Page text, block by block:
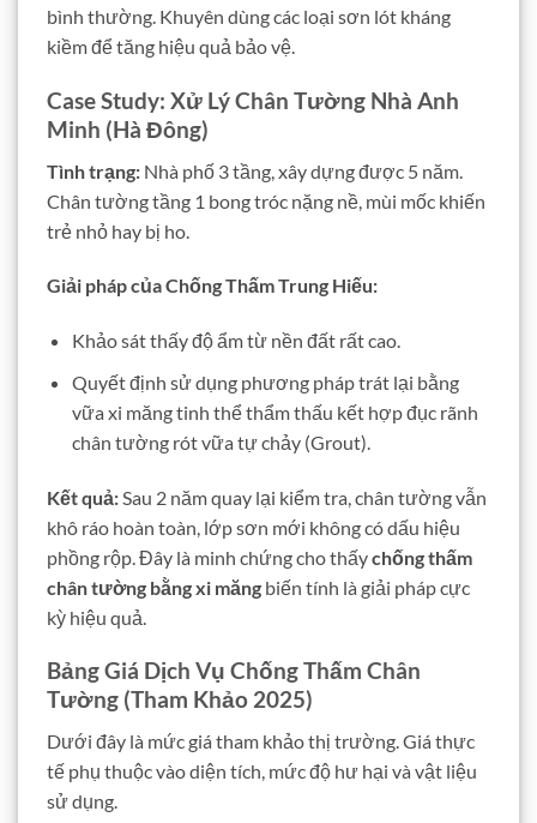
bình thường. Khuyên dùng các loại sơn lót kháng
kiềm để tăng hiệu quả bảo vệ.
Case Study: Xử Lý Chân Tường Nhà Anh
Minh (Hà Đông)
Tình trạng: Nhà phố 3 tầng, xây dựng được 5 năm.
Chân tường tầng 1 bong tróc nặng nề, mùi mốc khiến
trẻ nhỏ hay bị ho.
Giải pháp của Chống Thấm Trung Hiếu:
Khảo sát thấy độ ẩm từ nền đất rất cao.
Quyết định sử dụng phương pháp trát lại bằng
vữa xi măng tinh thể thẩm thấu kết hợp đục rãnh
chân tường rót vữa tự chảy (Grout).
Kết quả: Sau 2 năm quay lại kiểm tra, chân tường vẫn
khô ráo hoàn toàn, lớp sơn mới không có dấu hiệu
phồng rộp. Đây là minh chứng cho thấychống thấm
chân tường bằng xi măng biến tính là giải pháp cực
kỳ hiệu quả.
Bảng Giá Dịch Vụ Chống Thấm Chân
Tường (Tham Khảo 2025)
Dưới đây là mức giá tham khảo thị trường. Giá thực
tế phụ thuộc vào diện tích, mức độ hư hại và vật liệu
sử dụng.